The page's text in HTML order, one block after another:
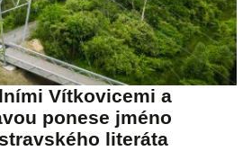
Vítkovicemi a
ponese jméno
literáta